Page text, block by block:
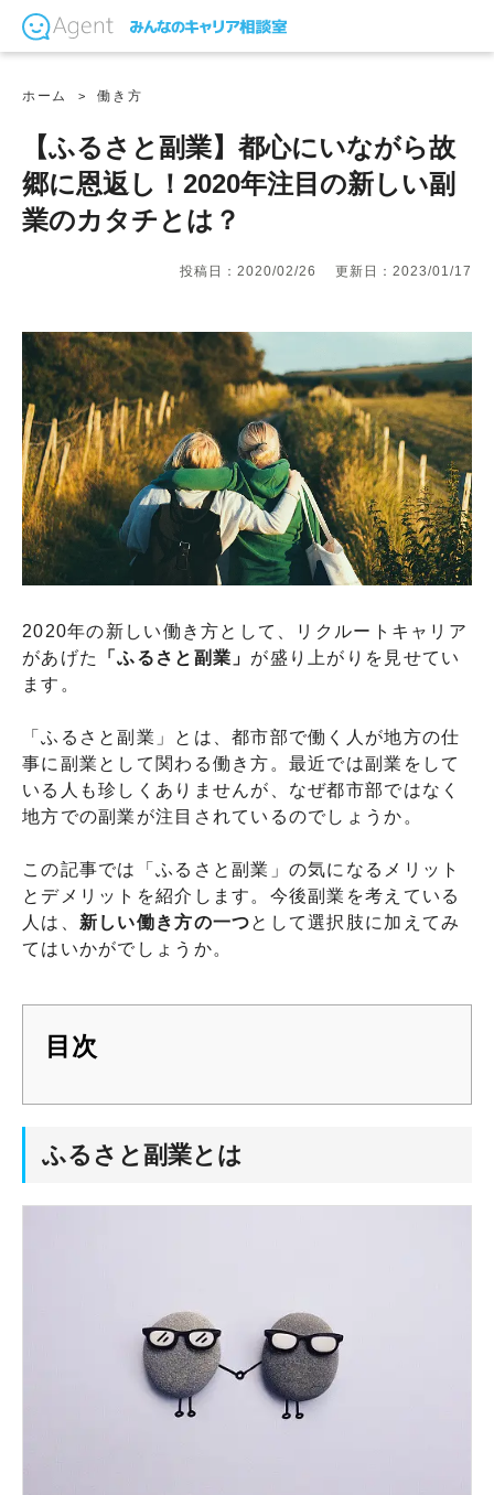
ホーム 働き方
【ふるさと副業】都心にいながら故
郷に恩返し！2020年注目の新しい副
業のカタチとは？
投稿日：2020/02/26 更新日：2023/01/17
2020年の新しい働き方として、リクルートキャリア
があげた
「ふるさと副業」 が盛り上がりを見せてい
ます。
「ふるさと副業」とは、都市部で働く人が地方の仕
事に副業として関わる働き方。最近では副業をして
いる人も珍しくありませんが、なぜ都市部ではなく
地方での副業が注目されているのでしょうか。
この記事では「ふるさと副業」の気になるメリット
とデメリットを紹介します。今後副業を考えている
人は、 新しい働き方の一つとして選択肢に加えてみ
てはいかがでしょうか。
目次
ふるさと副業とは